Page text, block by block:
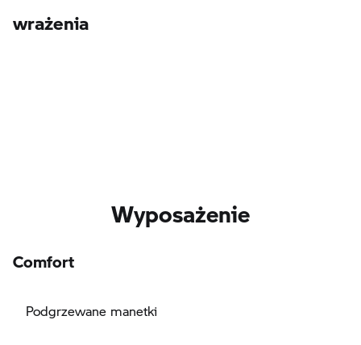
wrażenia
Wyposażenie
Comfort
Podgrzewane manetki